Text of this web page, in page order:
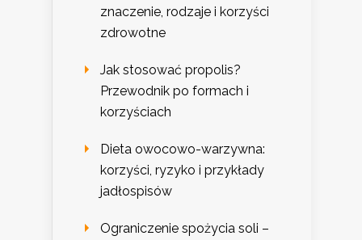
znaczenie, rodzaje i korzyści
zdrowotne
Jak stosować propolis?
Przewodnik po formach i
korzyściach
Dieta owocowo-warzywna:
korzyści, ryzyko i przykłady
jadłospisów
Ograniczenie spożycia soli –